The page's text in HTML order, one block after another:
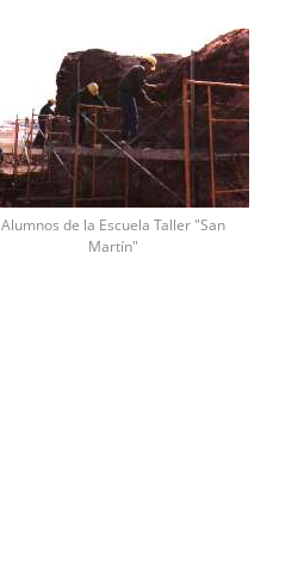
Alumnos de la Escuela Taller "San
Martín"